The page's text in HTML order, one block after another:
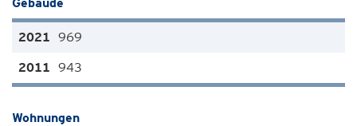
969
943
Wohnungen